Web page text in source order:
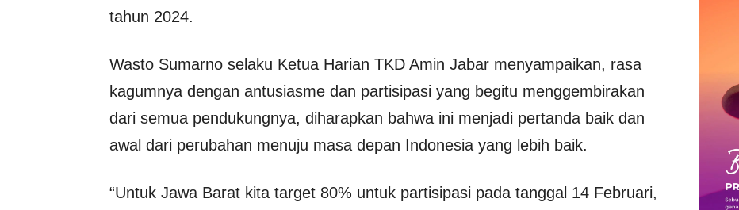
tahun 2024.
Wasto Sumarno selaku Ketua Harian TKD Amin Jabar menyampaikan, rasa
kagumnya dengan antusiasme dan partisipasi yang begitu menggembirakan
dari semua pendukungnya, diharapkan bahwa ini menjadi pertanda baik dan
awal dari perubahan menuju masa depan Indonesia yang lebih baik.
“Untuk Jawa Barat kita target 80% untuk partisipasi pada tanggal 14 Februari,